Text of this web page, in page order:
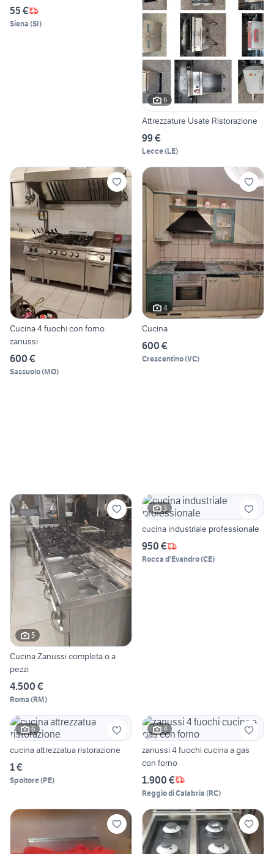
55 €
Siena (SI)
6
Attrezzature Usate Ristorazione
99 €
Lecce(LE)
Cucina 4 fuochi con forno
zanussi
600 €
Sassuolo(MO)
4
Cucina
600 €
Crescentino(VC)
5
Cucina Zanussi completa o a
pezzi
4.500 €
Roma (RM)
3
cucina industriale professionale
950 €
Rocca d'Evandro(CE)
6
cucina attrezzatua ristorazione
1 €
Spoltore(PE)
4
zanussi 4 fuochi cucina a gas
con forno
1.900 €
Reggio di Calabria (RC)